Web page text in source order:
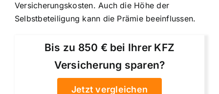
Versicherungskosten. Auch die Höhe der
Selbstbeteiligung kann die Prämie beeinflussen.
Bis zu 850 € bei Ihrer KFZ
Versicherung sparen?
Jetzt vergleichen